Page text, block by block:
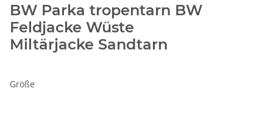
BW Parka tropentarn BW
Feldjacke Wüste
Miltärjacke Sandtarn
Größe